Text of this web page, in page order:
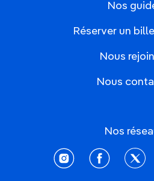
Nos
Réserver un
Nous
Nous
Nos
instagramfacebooktwitter